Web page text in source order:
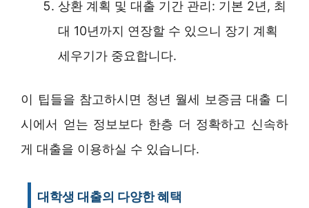
상환 계획 및 대출 기간 관리: 기본 2년, 최
대 10년까지 연장할 수 있으니 장기 계획
세우기가 중요합니다.
이 팁들을 참고하시면 청년 월세 보증금 대출 디
시에서 얻는 정보보다 한층 더 정확하고 신속하
게 대출을 이용하실 수 있습니다.
대학생 대출의 다양한 혜택